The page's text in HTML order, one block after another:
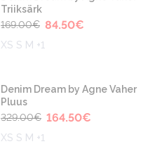
Triiksärk
169.00€ 84.50€
XS S M +1
-50%
Denim Dream by Agne Vaher
Pluus
329.00€ 164.50€
XS S M +1